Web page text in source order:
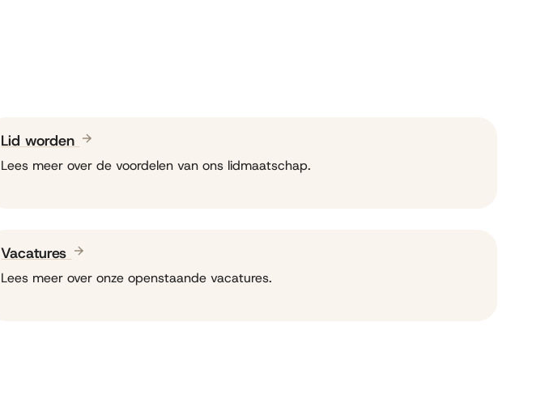
Lid worden
Lees meer over de voordelen van ons lidmaatschap.
Vacatures
Lees meer over onze openstaande vacatures.